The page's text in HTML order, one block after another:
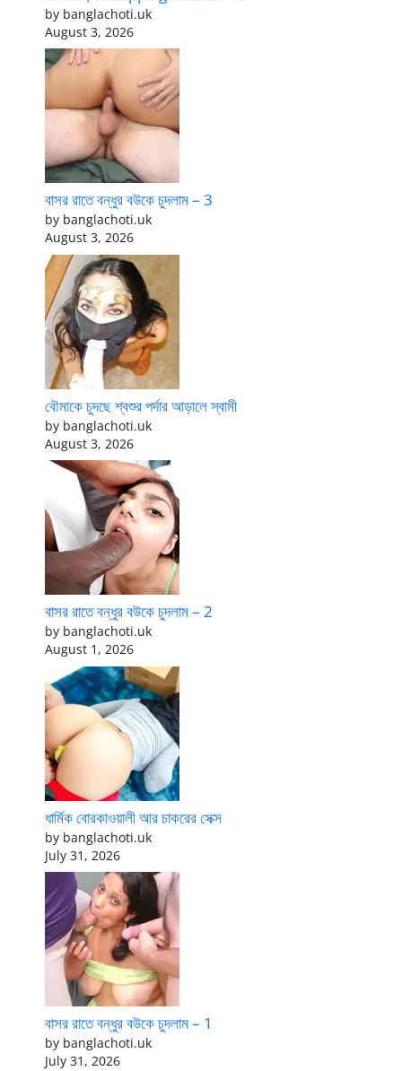
by banglachoti.uk
August 3, 2026
বাসর রাতে বন্ধুর বউকে চুদলাম – 3
by banglachoti.uk
August 3, 2026
বৌমাকে চুদছে শ্বশুর পর্দার আড়ালে স্বামী
by banglachoti.uk
August 3, 2026
বাসর রাতে বন্ধুর বউকে চুদলাম – 2
by banglachoti.uk
August 1, 2026
ধার্মিক বোরকাওয়ালী আর চাকরের সেক্স
by banglachoti.uk
July 31, 2026
বাসর রাতে বন্ধুর বউকে চুদলাম – 1
by banglachoti.uk
July 31, 2026